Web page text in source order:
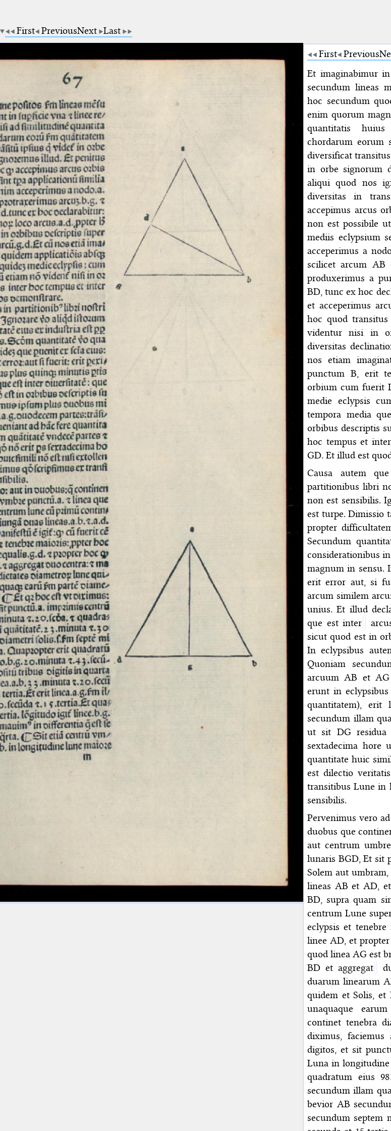
First PreviousNext Last
First Previous
Et imaginabimur
secundum lineas
hoc secundum
enim quorum
quantitatis
chordarum eorum
diversificat
in orbe signorum
aliqui quod nos
diversitas in
accepimus arcus
non est possibile
mediis eclypsium
acceperimus a
scilicet arcum AB
produxerimus a
BD, tunc ex hoc
et acceperimus
hoc quod
videntur nisi in
diversitas
nos etiam
punctum B, erit
orbium cum fuerit
medie eclypsis
tempora media
orbibus descriptis
hoc tempus et
GD. Et illud est
Causa autem
partitionibus libri
non est sensibilis.
est turpe. Dimissio
propter
Secundum
considerationibus
magnum in sensu.
erit error aut, si
arcum similem
unius. Et illud
que est inter
sicut quod est in
In eclypsibus
Quoniam
arcuum AB et
erunt in
quantitatem),
secundum illam
ut sit DG
sextadecima hore
quantitate huic
est dilectio
transitibus Lune in
sensibilis.
Pervenimus vero
duobus que
aut centrum
lunaris BGD, Et sit
Solem aut
lineas AB et AD,
BD, supra quam
centrum Lune
eclypsis et
linee AD, et
quod linea AG est
BD et aggregat
duarum linearum
quidem et Solis,
unaquaque
continet tenebra
diximus,
digitos, et sit
Luna in longitudine
quadratum eius
secundum illam
bevior AB
secundum septem